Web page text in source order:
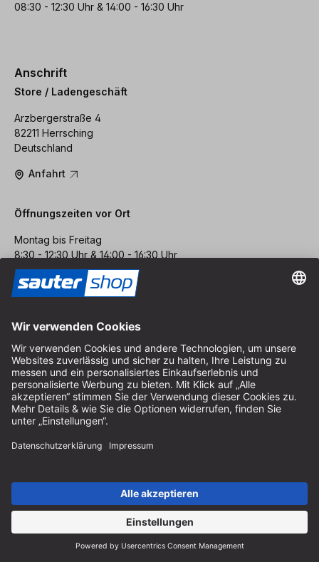
08:30 - 12:30 Uhr & 14:00 - 16:30 Uhr
Anschrift
Store / Ladengeschäft
Arzbergerstraße 4
82211 Herrsching
Deutschland
Anfahrt
Öffnungszeiten vor Ort
Montag bis Freitag
8:30 - 12:30 Uhr & 14:00 - 16:30 Uhr
Hilfe
Hinweise zur Verpackung
Liefer- & Versandkosten
Zahlung & Steuer
Kontaktformular
Widerrufsrecht
FAQ-Service
Über uns